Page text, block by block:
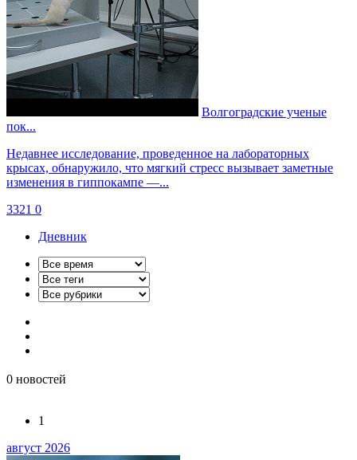
Волгоградские ученые
пок...
Недавнее исследование, проведенное на лабораторных
крысах, обнаружило, что мягкий стресс вызывает заметные
изменения в гиппокампе —...
3321 0
Дневник
0 новостей
1
август 2026